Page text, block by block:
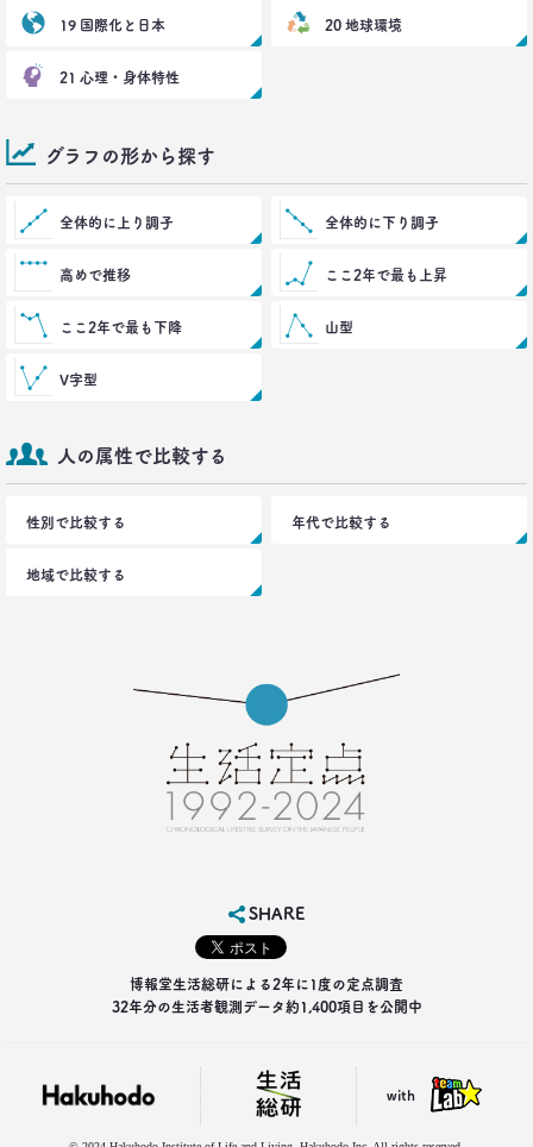
2021.04.19
ズレている!?
前沢 裕文
「お金持ちへの憧れ」は徐々に減る？
–日経クロストレンド 連載⑦–
近藤 裕香
2021.03.11
–日経クロストレンド 連載⑥–
生活総研 上席研究員
生活総研 上席研究員/コピーライター
シュフからシェフに！
オンラインで「我が家の食卓」が変わる
–日経クロストレンド 連載④–
たこ焼きが1位？ 和食が消えた？
好きな料理ランキング大激変
–日経クロストレンド 連載③–
足りないのはお金より時間
19 国際化と日本 20 地球環境
21 心理・身体特性
グラフの形から探す
全体的に上り調子 全体的に下り調子
高めで推移 ここ2年で最も上昇
ここ2年で最も下降 山型
V字型
人の属性で比較する
性別で比較する 年代で比較する
地域で比較する
SHARE
博報堂生活総研による2年に1度の定点調査
32年分の生活者観測データ約1,400項目を公開中
with